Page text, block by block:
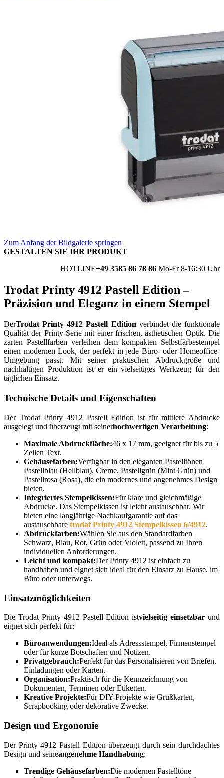
Zum Anfang der Bildgalerie springen
GESTALTEN SIE IHR PRODUKT
HOTLINE+49 3585 86 78 86 Mo-Fr 8-16:30 Uhr
Trodat Printy 4912 Pastell Edition –
Präzision und Eleganz in einem Stempel
DerTrodat Printy 4912 Pastell Editionverbindet die funktionale
Qualität der Printy-Serie mit einer frischen, ästhetischen Optik. Die
zarten Pastellfarben verleihen dem kompakten Selbstfärbestempel
einen modernen Look, der perfekt in jede Büro- oder Homeoffice-
Umgebung passt. Mit seiner praktischen Abdruckgröße und
nachhaltigen Produktion ist er ein vielseitiges Werkzeug für den
täglichen Einsatz.
Technische Details und Eigenschaften
Der Trodat Printy 4912 Pastell Edition ist für mittlere Abdrucke
ausgelegt und überzeugt mit seinerhochwertigen Verarbeitung:
Maximale Abdruckfläche:46 x 17 mm, geeignet für bis zu 5
Zeilen Text.
Gehäusefarben:Verfügbar in den eleganten Pastelltönen
Pastellblau (Hellblau), Creme, Pastellgrün (Mint Grün) und
Pastellrosa (Rosa), die ein modernes und angenehmes Design
bieten.
Integriertes Stempelkissen:Für klare und gleichmäßige
Abdrucke. Das Stempelkissen ist leicht austauschbar. Wir
bieten eine langjährige Nachkaufgarantie auf das
austauschbare trodat Printy 4912 Stempelkissen 6/4912.
Abdruckfarben:Wählen Sie aus den Standardfarben
Schwarz, Blau, Rot, Grün oder Violett, passend zu Ihren
individuellen Anforderungen.
Leicht und kompakt:Der Printy 4912 ist einfach zu
handhaben und eignet sich ideal für den Einsatz zu Hause, im
Büro oder unterwegs.
Einsatzmöglichkeiten
Die Trodat Printy 4912 Pastell Edition istvielseitig einsetzbar und
eignet sich perfekt für:
Büroanwendungen:Ideal als Adressstempel, Firmenstempel
oder für kurze Botschaften und Notizen.
Privatgebrauch:Perfekt für das Personalisieren von Briefen,
Einladungen oder Karten.
Organisation:Praktisch für die Kennzeichnung von
Dokumenten, Terminen oder Etiketten.
Kreative Projekte:Für DIY-Projekte wie Grußkarten,
Scrapbooking oder dekorative Zwecke.
Design und Ergonomie
Der Printy 4912 Pastell Edition überzeugt durch sein durchdachtes
Design und seineangenehme Handhabung:
Trendige Gehäusefarben:Die modernen Pastelltöne